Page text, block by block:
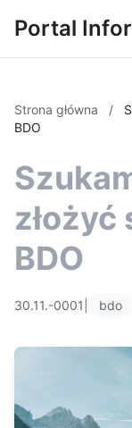
Portal
Strona główna /
BDO
BDO
30.11.-0001 bdo